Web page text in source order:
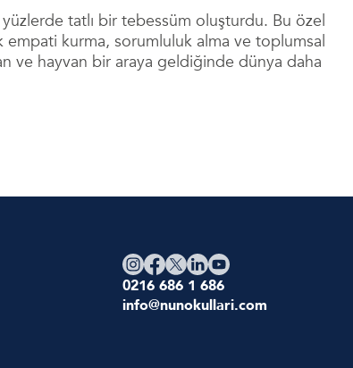
tatlı bir tebessüm oluşturdu. Bu özel
kurma, sorumluluk alma ve toplumsal
ve hayvan bir araya geldiğinde dünya daha
0216 686 1 686
info@nunokullari.com